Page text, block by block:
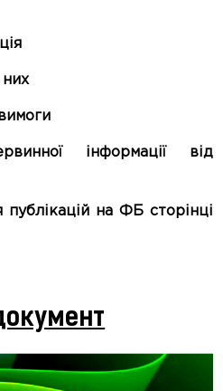
вимоги
інформації від
публікацій на ФБ сторінці